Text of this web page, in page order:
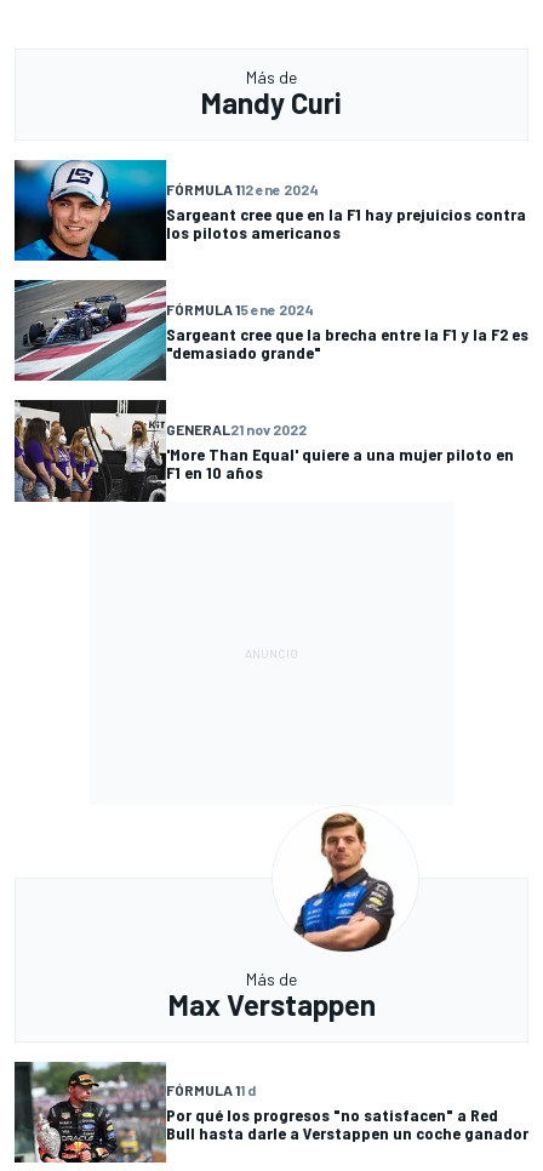
Más de
Mandy Curi
FÓRMULA 112 ene 2024
Sargeant cree que en la F1 hay prejuicios contra
los pilotos americanos
FÓRMULA 15 ene 2024
Sargeant cree que la brecha entre la F1 y la F2 es
"demasiado grande"
GENERAL21 nov 2022
'More Than Equal' quiere a una mujer piloto en
F1 en 10 años
Más de
Max Verstappen
FÓRMULA 11 d
Por qué los progresos "no satisfacen" a Red
Bull hasta darle a Verstappen un coche ganador